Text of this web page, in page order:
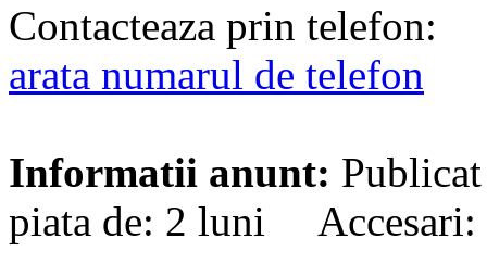
Contacteaza prin telefon:
arata numarul de telefon
Informatii anunt:
piata de: 2 luni Accesari: